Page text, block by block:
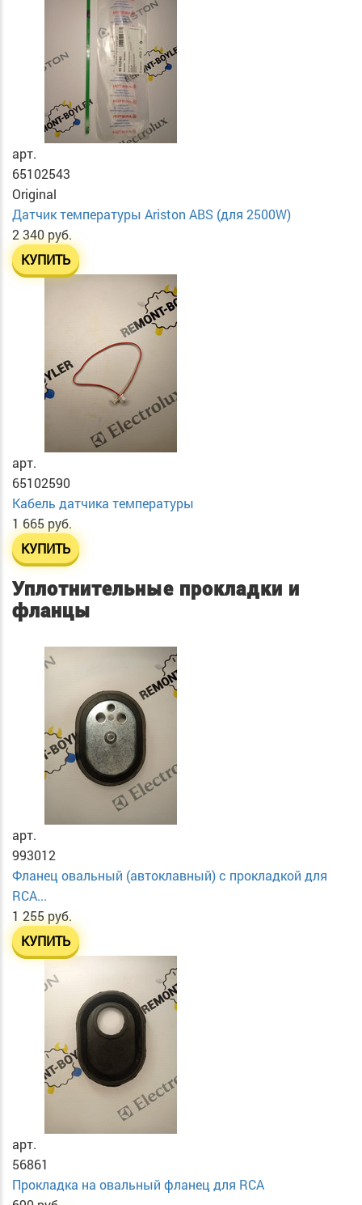
арт.
65102543
Original
Датчик температуры Ariston ABS (для 2500W)
2 340 руб.
КУПИТЬ
арт.
65102590
Кабель датчика температуры
1 665 руб.
КУПИТЬ
Уплотнительные прокладки и
фланцы
арт.
993012
Фланец овальный (автоклавный) с прокладкой для
RCA...
1 255 руб.
КУПИТЬ
арт.
56861
Прокладка на овальный фланец для RCA